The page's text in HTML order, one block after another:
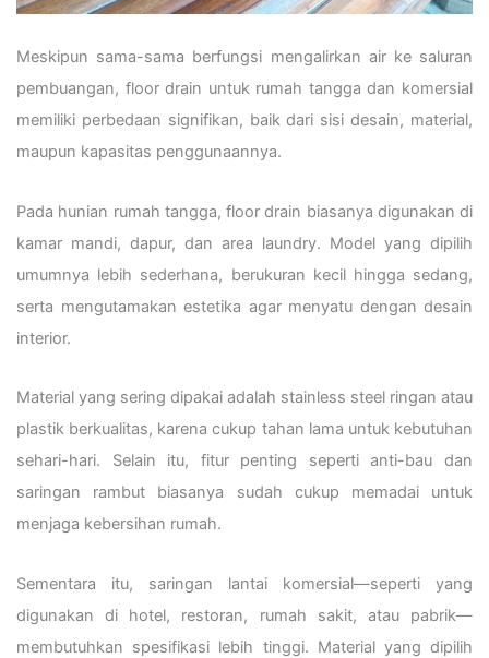
Meskipun sama-sama berfungsi mengalirkan air ke saluran
pembuangan, floor drain untuk rumah tangga dan komersial
memiliki perbedaan signifikan, baik dari sisi desain, material,
maupun kapasitas penggunaannya.
Pada hunian rumah tangga, floor drain biasanya digunakan di
kamar mandi, dapur, dan area laundry. Model yang dipilih
umumnya lebih sederhana, berukuran kecil hingga sedang,
serta mengutamakan estetika agar menyatu dengan desain
interior.
Material yang sering dipakai adalah stainless steel ringan atau
plastik berkualitas, karena cukup tahan lama untuk kebutuhan
sehari-hari. Selain itu, fitur penting seperti anti-bau dan
saringan rambut biasanya sudah cukup memadai untuk
menjaga kebersihan rumah.
Sementara itu, saringan lantai komersial—seperti yang
digunakan di hotel, restoran, rumah sakit, atau pabrik—
membutuhkan spesifikasi lebih tinggi. Material yang dipilih